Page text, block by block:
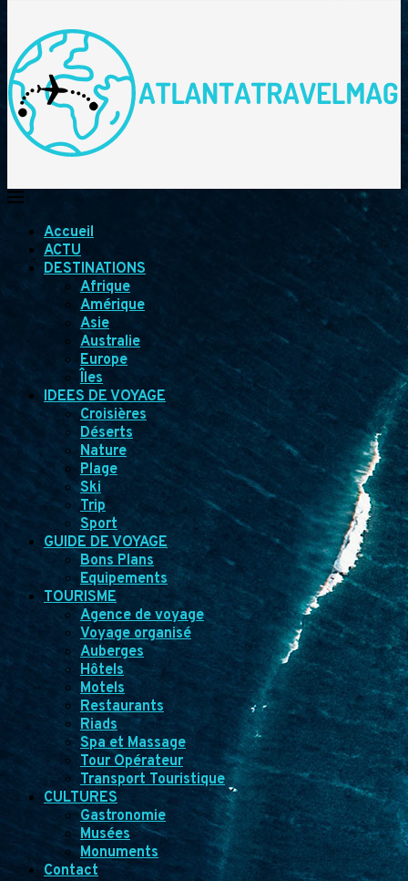
Accueil
ACTU
DESTINATIONS
Afrique
Amérique
Asie
Australie
Europe
Îles
IDEES DE VOYAGE
Croisières
Déserts
Nature
Plage
Ski
Trip
Sport
GUIDE DE VOYAGE
Bons Plans
Equipements
TOURISME
Agence de voyage
Voyage organisé
Auberges
Hôtels
Motels
Restaurants
Riads
Spa et Massage
Tour Opérateur
Transport Touristique
CULTURES
Gastronomie
Musées
Monuments
Contact